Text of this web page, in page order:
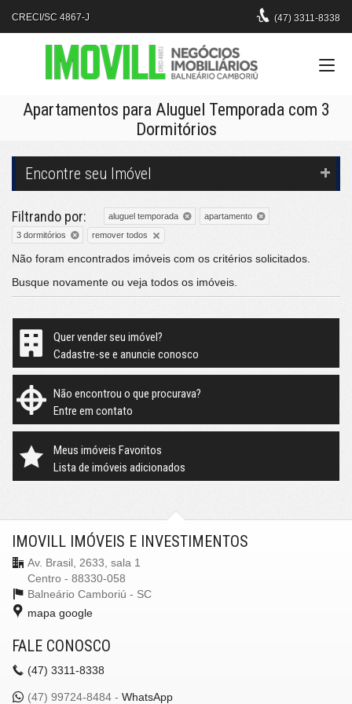
CRECI/SC 4867-J (47) 3311-8338
Apartamentos para Aluguel Temporada com 3
Dormitórios
Encontre seu Imóvel
Filtrando por: aluguel temporada
apartamento
3 dormitórios
remover todos
Não foram encontrados imóveis com os critérios solicitados.
Busque novamente ou veja todos os imóveis
Quer vender seu imóvel?
Cadastre-se e anuncie conosco
Não encontrou o que procurava?
Entre em contato
Meus imóveis Favoritos
Lista de imóveis adicionados
IMOVILL IMÓVEIS E INVESTIMENTOS
Av. Brasil, 2633, sala 1
Centro - 88330-058
Balneário Camboriú - SC
mapa google
FALE CONOSCO
(47) 3311-8338
(47) 99724-8484 - WhatsApp